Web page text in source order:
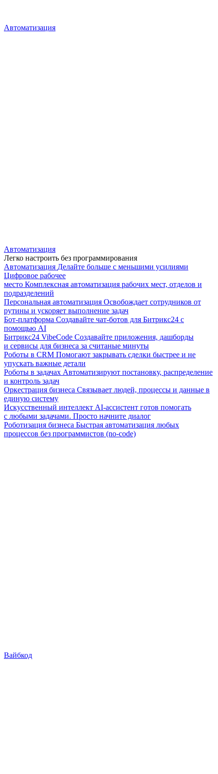
Автоматизация
Автоматизация
Легко настроить без программирования
Автоматизация Делайте больше с меньшими усилиями
Цифровое рабочее
место Комплексная автоматизация рабочих мест, отделов и
подразделений
Персональная автоматизация Освобождает сотрудников от
рутины и ускоряет выполнение задач
Бот-платформа Создавайте чат-ботов для Битрикс24 с
помощью AI
Битрикс24 VibeCode Создавайте приложения, дашборды
и сервисы для бизнеса за считаные минуты
Роботы в CRM Помогают закрывать сделки быстрее и не
упускать важные детали
Роботы в задачах Автоматизируют постановку, распределение
и контроль задач
Оркестрация бизнеса Связывает людей, процессы и данные в
единую систему
Искусственный интеллект AI-ассистент готов помогать
с любыми задачами. Просто начните диалог
Роботизация бизнеса Быстрая автоматизация любых
процессов без программистов (no-code)
Вайбкод